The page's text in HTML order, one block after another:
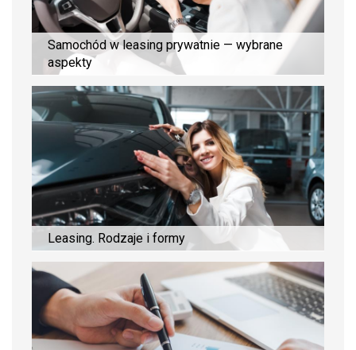
Samochód w leasing prywatnie — wybrane
aspekty
Leasing. Rodzaje i formy